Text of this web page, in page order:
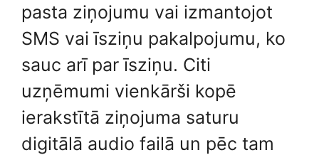
pasta ziņojumu vai izmantojot
SMS vai īsziņu pakalpojumu, ko
sauc arī par īsziņu. Citi
uzņēmumi vienkārši kopē
ierakstītā ziņojuma saturu
digitālā audio failā un pēc tam